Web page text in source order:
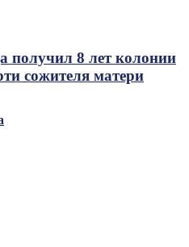
получил 8 лет колонии
сожителя матери